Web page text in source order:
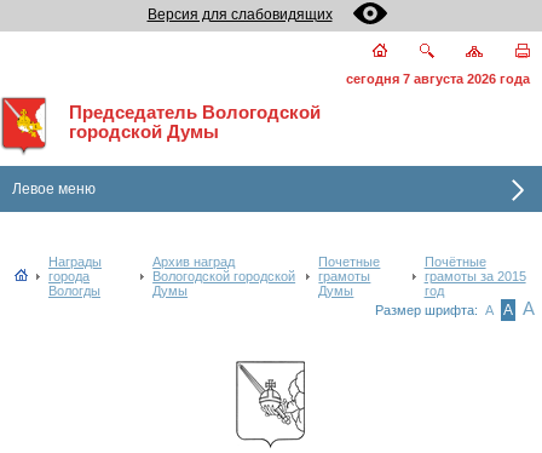
Версия для слабовидящих
сегодня 7 августа 2026 года
Председатель Вологодской
городской Думы
Левое меню
Награды
города
Вологды
Архив наград
Вологодской городской
Думы
Почетные
грамоты
Думы
Почётные
грамоты за 2015
год
Размер шрифта: А А А